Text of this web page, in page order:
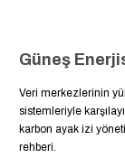
Veri merkezlerinin
sistemleriyle
karbon ayak izi
rehberi.